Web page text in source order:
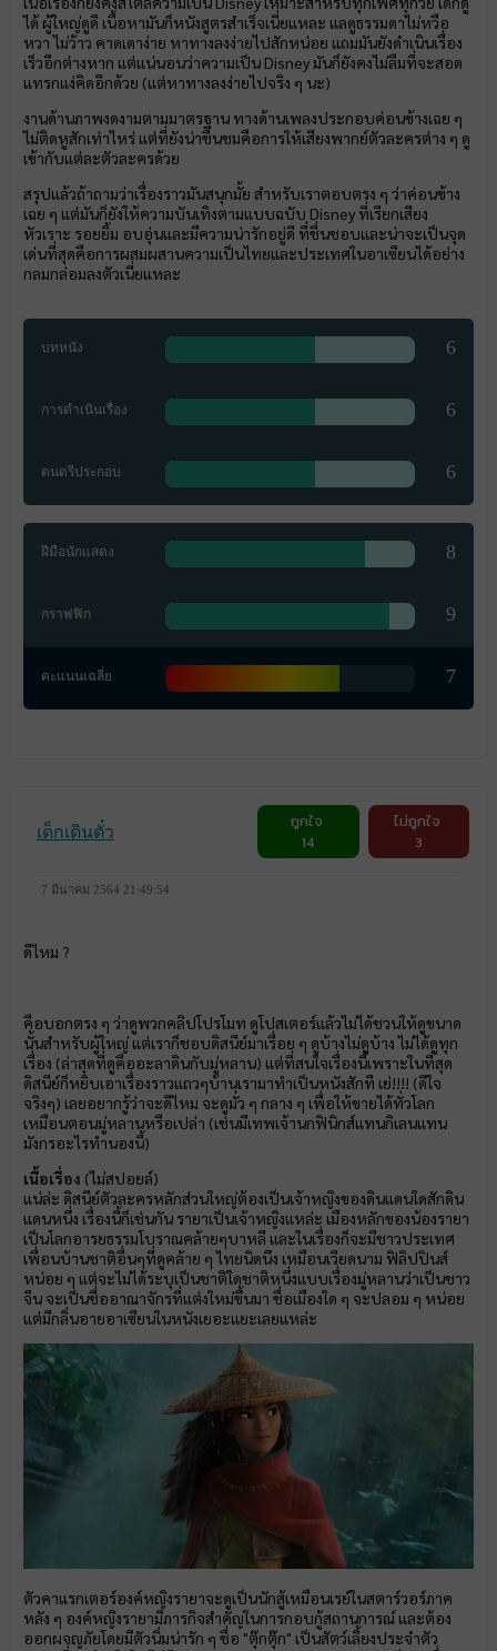
ได้ ผู้ใหญ่ดูดี เนื้อหามันก็หนังสูตรสำเร็จเนี่ยแหละ แลดูธรรมดาไม่หวือ
หวา ไม่ว้าว คาดเดาง่าย หาทางลงง่ายไปสักหน่อย แถมมันยังดำเนินเรื่อง
เร็วอีกต่างหาก แต่แน่นอนว่าความเป็น Disney มันก็ยังคงไม่ลืมที่จะสอด
แทรกแง่คิดอีกด้วย (แต่หาทางลงง่ายไปจริง ๆ นะ)
งานด้านภาพงดงามตามมาตรฐาน ทางด้านเพลงประกอบค่อนข้างเฉย ๆ
ไม่ติดหูสักเท่าไหร่ แต่ที่ยังน่าชื่นชมคือการให้เสียงพากย์ตัวละครต่าง ๆ ดู
เข้ากับแต่ละตัวละครด้วย
สรุปแล้วถ้าถามว่าเรื่องราวมันสนุกมั้ย สำหรับเราตอบตรง ๆ ว่าค่อนข้าง
เฉย ๆ แต่มันก็ยังให้ความบันเทิงตามแบบฉบับ Disney ที่เรียกเสียง
หัวเราะ รอยยิ้ม อบอุ่นและมีความน่ารักอยู่ดี ที่ชื่นชอบและน่าจะเป็นจุด
เด่นที่สุดคือการผสมผสานความเป็นไทยและประเทศในอาเซียนได้อย่าง
กลมกล่อมลงตัวเนี่ยแหละ
บทหนัง 6
การดำเนินเรื่อง 6
ดนตรีประกอบ 6
ฝีมือนักแสดง 8
กราฟฟิก 9
คะแนนเฉลี่ย 7
เด็กเดินตั๋ว
ถูกใจ
14
ไม่ถูกใจ
3
7 มีนาคม 2564 21:49:54
ดีไหม ?
คือบอกตรง ๆ ว่าดูพวกคลิปโปรโมท ดูโปสเตอร์แล้วไม่ได้ชวนให้ดูขนาด
นั้นสำหรับผู้ใหญ่ แต่เราก็ชอบดิสนีย์มาเรื่อย ๆ ดูบ้างไม่ดูบ้าง ไม่ได้ดูทุก
เรื่อง (ล่าสุดที่ดูคืออะลาดินกับมู่หลาน) แต่ที่สนใจเรื่องนี้เพราะในที่สุด
ดิสนีย์ก็หยิบเอาเรื่องราวแถวๆบ้านเรามาทำเป็นหนังสักที เย่!!!! (ดีใจ
จริงๆ) เลยอยากรู้ว่าจะดีไหม จะดูมั่ว ๆ กลาง ๆ เพื่อให้ขายได้ทั่วโลก
เหมือนตอนมู่หลานหรือเปล่า (เช่นมีเทพเจ้านกฟินิกส์แทนกิเลนแทน
มังกรอะไรทำนองนี้)
เนื้อเรื่อง (ไม่สปอยล์)
แน่ล่ะ ดิสนีย์ตัวละครหลักส่วนใหญ่ต้องเป็นเจ้าหญิงของดินแดนใดสักดิน
แดนหนึ่ง เรื่องนี้ก็เช่นกัน รายาเป็นเจ้าหญิงแหล่ะ เมืองหลักของน้องรายา
เป็นโลกอารยธรรมโบราณคล้ายๆบาหลี และในเรื่องก็จะมีชาวประเทศ
เพื่อนบ้านชาติอื่นๆที่ดูคล้าย ๆ ไทยนิดนึง เหมือนเวียดนาม ฟิลิปปินส์
หน่อย ๆ แต่จะไม่ได้ระบุเป็นชาติใดชาติหนึ่งแบบเรื่องมู่หลานว่าเป็นชาว
จีน จะเป็นชื่ออาณาจักรที่แต่งใหม่ขึ้นมา ชื่อเมืองใด ๆ จะปลอม ๆ หน่อย
แต่มีกลิ่นอายอาเซียนในหนังเยอะแยะเลยแหล่ะ
ตัวคาแรกเตอร์องค์หญิงรายาจะดูเป็นนักสู้เหมือนเรย์ในสตาร์วอร์ภาค
หลัง ๆ องค์หญิงรายามีภารกิจสำคัญในการกอบกู้สถานการณ์ และต้อง
ออกผจญภัยโดยมีตัวนิ่มน่ารัก ๆ ชื่อ "ตุ๊กตุ๊ก" เป็นสัตว์เลี้ยงประจำตัว